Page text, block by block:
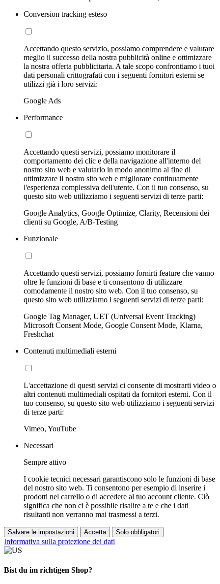
Conversion tracking esteso
Accettando questo servizio, possiamo comprendere e valutare
meglio il successo della nostra pubblicità online e ottimizzare
la nostra offerta pubblicitaria. A tale scopo confrontiamo i tuoi
dati personali crittografati con i seguenti fornitori esterni se
utilizzi già i loro servizi:
Google Ads
Performance
Accettando questi servizi, possiamo monitorare il
comportamento dei clic e della navigazione all'interno del
nostro sito web e valutarlo in modo anonimo al fine di
ottimizzare il nostro sito web e migliorare continuamente
l'esperienza complessiva dell'utente. Con il tuo consenso, su
questo sito web utilizziamo i seguenti servizi di terze parti:
Google Analytics, Google Optimize, Clarity, Recensioni dei
clienti su Google, A/B-Testing
Funzionale
Accettando questi servizi, possiamo fornirti feature che vanno
oltre le funzioni di base e ti consentono di utilizzare
comodamente il nostro sito web. Con il tuo consenso, su
questo sito web utilizziamo i seguenti servizi di terze parti:
Google Tag Manager, UET (Universal Event Tracking)
Microsoft Consent Mode, Google Consent Mode, Klarna,
Freshchat
Contenuti multimediali esterni
L'accettazione di questi servizi ci consente di mostrarti video o
altri contenuti multimediali ospitati da fornitori esterni. Con il
tuo consenso, su questo sito web utilizziamo i seguenti servizi
di terze parti:
Vimeo, YouTube
Necessari
Sempre attivo
I cookie tecnici necessari garantiscono solo le funzioni di base
del nostro sito web. Ti consentono per esempio di inserire i
prodotti nel carrello o di accedere al tuo account cliente. Ciò
significa che non ci è possibile risalire a te e che i dati
risultanti non verranno mai trasmessi a terzi.
Salvare le impostazioni Accetta Solo obbligatori
Informativa sulla protezione dei dati
Bist du im richtigen Shop?